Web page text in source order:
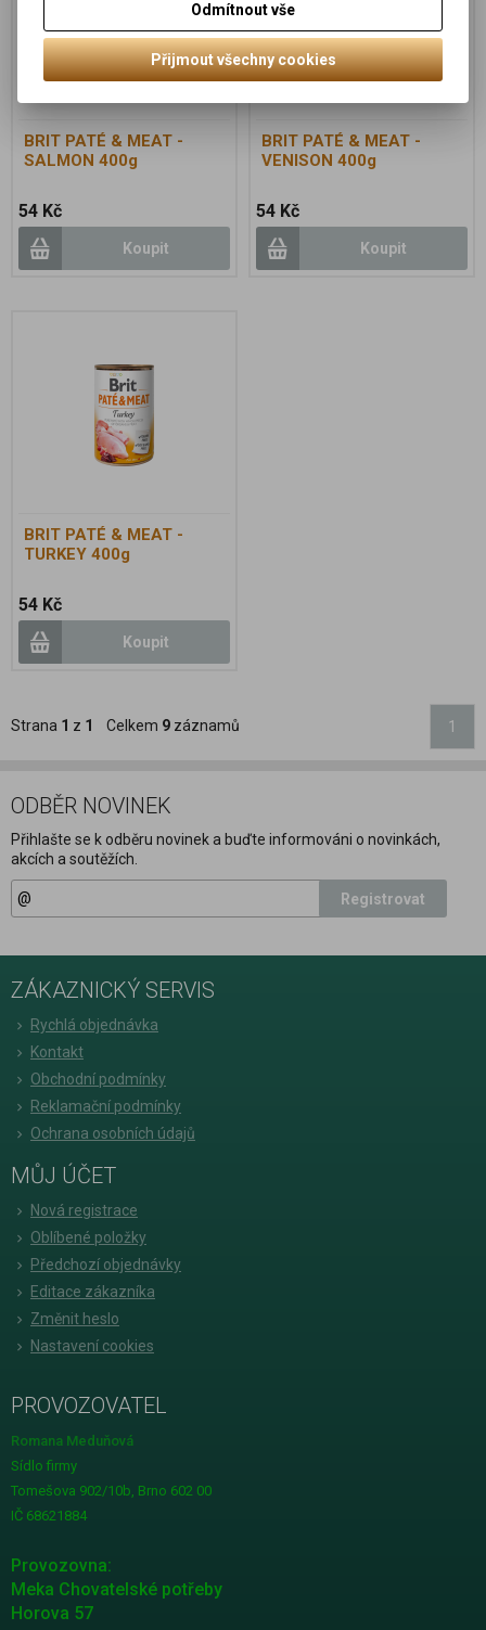
BRIT PATÉ & MEAT -
SALMON 400g
54 Kč
Koupit
BRIT PATÉ & MEAT -
VENISON 400g
54 Kč
Koupit
BRIT PATÉ & MEAT -
TURKEY 400g
54 Kč
Koupit
Strana 1 z 1 Celkem 9 záznamů 1
ODBĚR NOVINEK
Přihlašte se k odběru novinek a buďte informováni o novinkách,
akcích a soutěžích.
Registrovat
ZÁKAZNICKÝ SERVIS
Rychlá objednávka
Kontakt
Obchodní podmínky
Reklamační podmínky
Ochrana osobních údajů
MŮJ ÚČET
Nová registrace
Oblíbené položky
Předchozí objednávky
Editace zákazníka
Změnit heslo
Nastavení cookies
PROVOZOVATEL
Romana Meduňová
Sídlo firmy
Tomešova 902/10b, Brno 602 00
IČ 68621884
Provozovna:
Meka Chovatelské potřeby
Horova 57
Odmítnout vše
Přijmout všechny cookies